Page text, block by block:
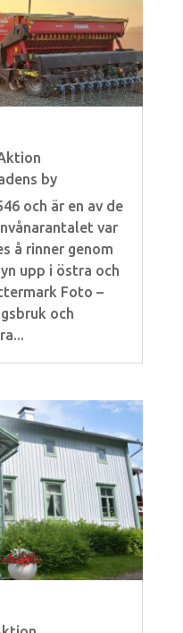
by
och är en av de
var
å rinner genom
upp i östra och
Foto –
och